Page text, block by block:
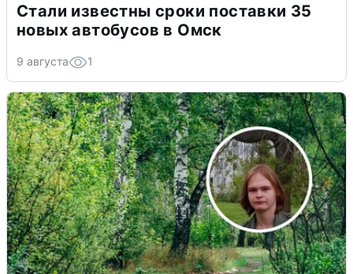
Стали известны сроки поставки 35
новых автобусов в Омск
9 августа 1